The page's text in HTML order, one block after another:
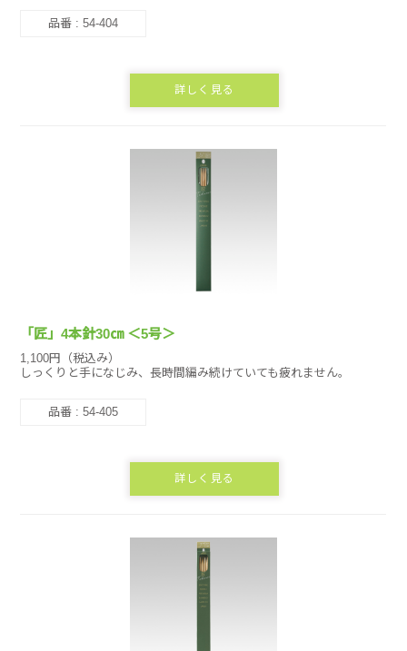
品番 : 54-404
詳しく見る
「匠」4本針30㎝ ＜5号＞
1,100円（税込み）
しっくりと手になじみ、長時間編み続けていても疲れません。
品番 : 54-405
詳しく見る